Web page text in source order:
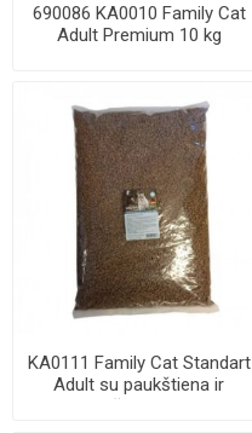
690086 KA0010 Family Cat
Adult Premium 10 kg
KA0111 Family Cat Standart
Adult su paukštiena ir
daržovėmis...